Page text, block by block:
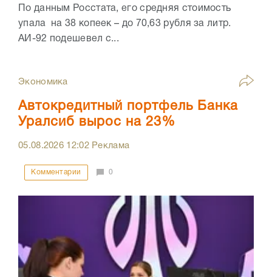
По данным Росстата, его средняя стоимость
упала на 38 копеек – до 70,63 рубля за литр.
АИ-92 подешевел с...
Экономика
Автокредитный портфель Банка
Уралсиб вырос на 23%
05.08.2026 12:02Реклама
Комментарии 0